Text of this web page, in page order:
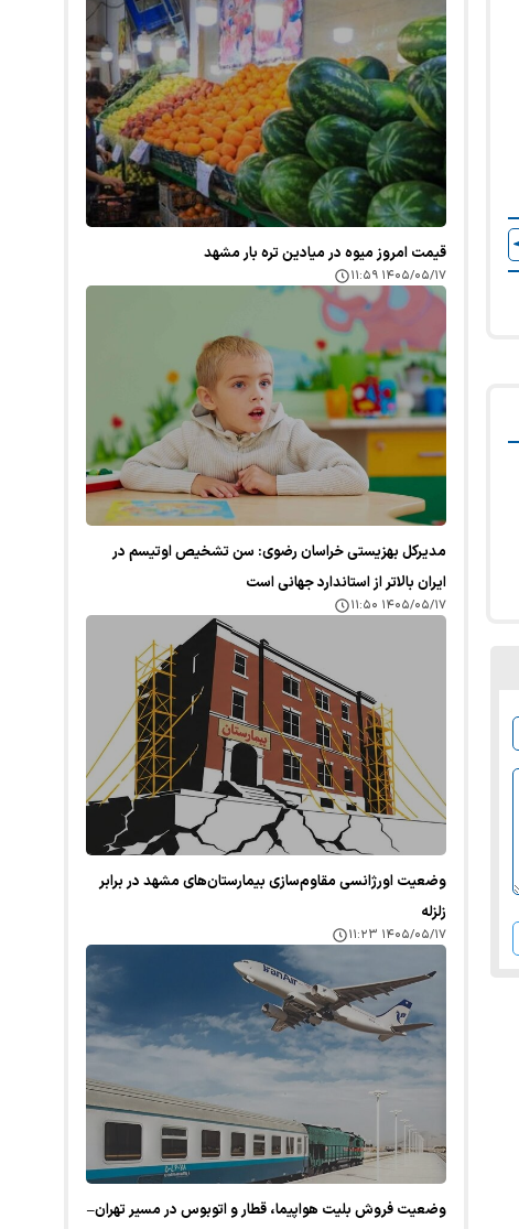
قیمت امروز میوه در میادین تره بار مشهد
۱۴۰۵/۰۵/۱۷ ۱۱:۵۹
مدیرکل بهزیستی خراسان رضوی: سن تشخیص اوتیسم در
ایران بالاتر از استاندارد جهانی است
۱۴۰۵/۰۵/۱۷ ۱۱:۵۰
وضعیت اورژانسی مقاوم‌سازی بیمارستان‌های مشهد در برابر
زلزله
۱۴۰۵/۰۵/۱۷ ۱۱:۲۳
وضعیت فروش بلیت هواپیما، قطار و اتوبوس در مسیر تهران–